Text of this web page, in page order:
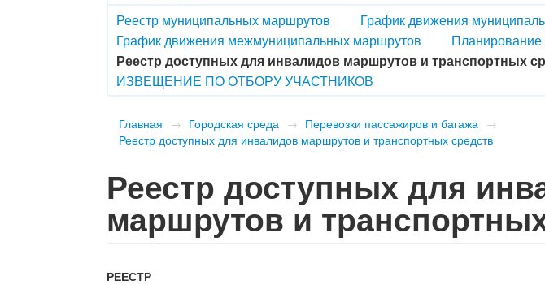
Реестр муниципальных маршрутов
График движения
График движения межмуниципальных маршрутов
Планирование
Реестр доступных для инвалидов маршрутов и транспортных
ИЗВЕЩЕНИЕ ПО ОТБОРУ УЧАСТНИКОВ
Главная → Городская среда → Перевозки пассажиров и багажа →
Реестр доступных для инвалидов маршрутов и транспортных средств
Реестр доступных для
маршрутов и
РЕЕСТР